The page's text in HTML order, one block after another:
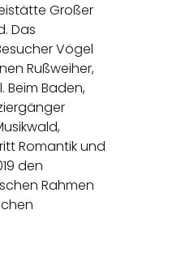
Großer
Das
Vögel
Rußweiher,
Baden,
Romantik und
den
Rahmen